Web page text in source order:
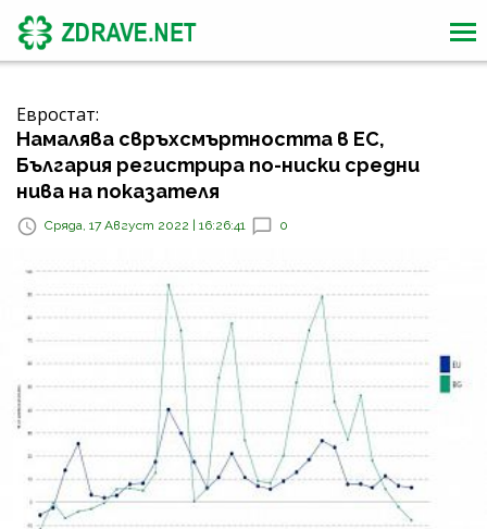
Евростат:
Намалява свръхсмъртността в ЕС,
България регистрира по-ниски средни
нива на показателя
Сряда, 17 Август 2022 | 16:26:41 0